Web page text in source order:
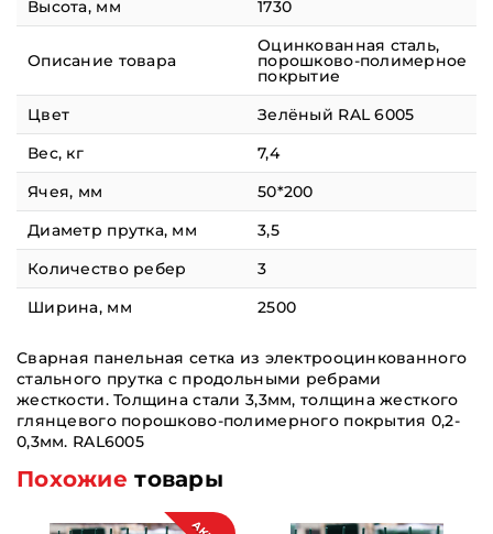
Высота, мм 1730
Описание товара
Оцинкованная сталь,
порошково-полимерное
покрытие
Цвет
Зелёный RAL 6005
Вес, кг
7,4
Ячея, мм
50*200
Диаметр прутка, мм
3,5
Количество ребер
3
Ширина, мм
2500
Сварная панельная сетка из электрооцинкованного
стального прутка с продольными ребрами
жесткости. Толщина стали 3,3мм, толщина жесткого
глянцевого порошково-полимерного покрытия 0,2-
0,3мм. RAL6005
Похожие товары